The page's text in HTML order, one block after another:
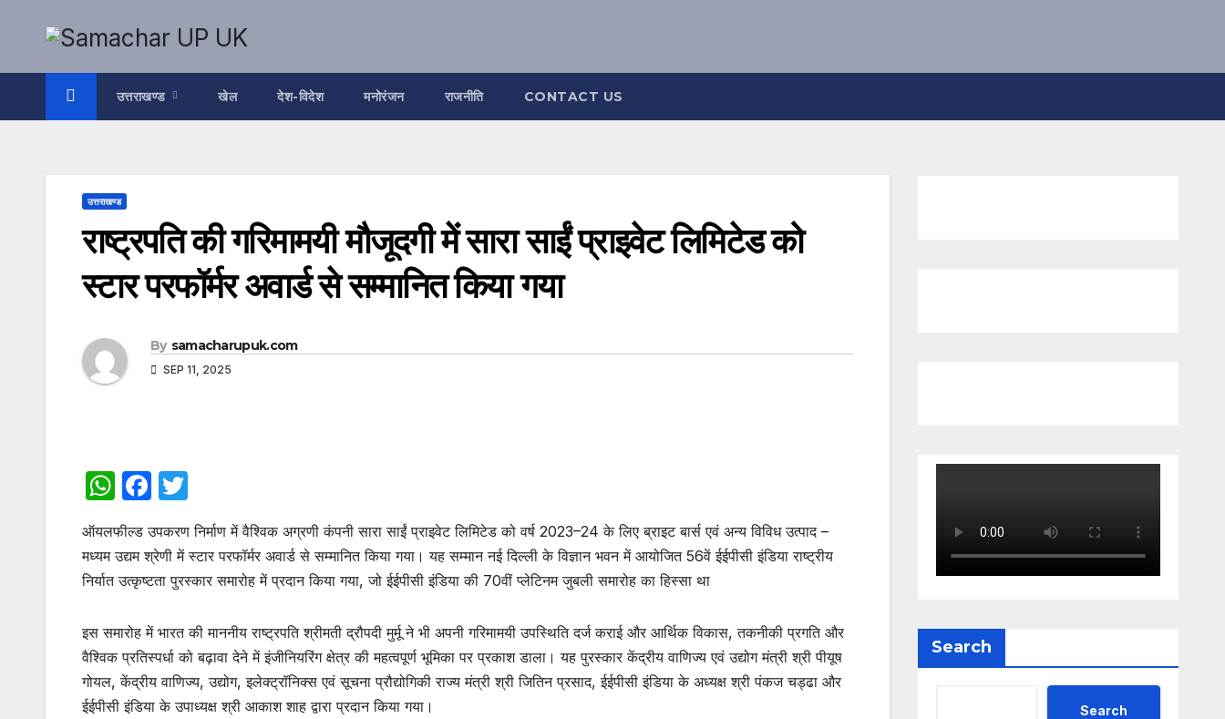
उत्तराखण्ड खेल देश-विदेश मनोरंजन राजनीति CONTACT US
उत्तराखण्ड
राष्ट्रपति की गरिमामयी मौजूदगी में सारा साईं प्राइवेट लिमिटेड को
स्टार परफॉर्मर अवार्ड से सम्मानित किया गया
By samacharupuk.com
SEP 11, 2025
W
h
at
s
p
p
F
c
e
o
o
k
w
itt
er
ऑयलफील्ड उपकरण निर्माण में वैश्विक अग्रणी कंपनी सारा साईं प्राइवेट लिमिटेड को वर्ष 2023–24 के लिए ब्राइट बार्स एवं अन्य विविध उत्पाद –
मध्यम उद्यम श्रेणी में स्टार परफॉर्मर अवार्ड से सम्मानित किया गया। यह सम्मान नई दिल्ली के विज्ञान भवन में आयोजित 56वें ईईपीसी इंडिया राष्ट्रीय
निर्यात उत्कृष्टता पुरस्कार समारोह में प्रदान किया गया, जो ईईपीसी इंडिया की 70वीं प्लेटिनम जुबली समारोह का हिस्सा था
इस समारोह में भारत की माननीय राष्ट्रपति श्रीमती द्रौपदी मुर्मू ने भी अपनी गरिमामयी उपस्थिति दर्ज कराई और आर्थिक विकास, तकनीकी प्रगति और
वैश्विक प्रतिस्पर्धा को बढ़ावा देने में इंजीनियरिंग क्षेत्र की महत्वपूर्ण भूमिका पर प्रकाश डाला। यह पुरस्कार केंद्रीय वाणिज्य एवं उद्योग मंत्री श्री पीयूष
गोयल, केंद्रीय वाणिज्य, उद्योग, इलेक्ट्रॉनिक्स एवं सूचना प्रौद्योगिकी राज्य मंत्री श्री जितिन प्रसाद, ईईपीसी इंडिया के अध्यक्ष श्री पंकज चड्ढा और
ईईपीसी इंडिया के उपाध्यक्ष श्री आकाश शाह द्वारा प्रदान किया गया।
Search
Search